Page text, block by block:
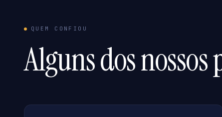
QUEM CONFIOU
Alguns dos nossos